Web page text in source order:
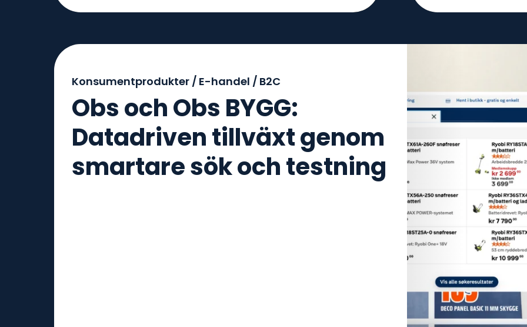
Konsumentprodukter / E-handel / B2C
Obs och Obs BYGG:
Datadriven tillväxt genom
smartare sök och testning